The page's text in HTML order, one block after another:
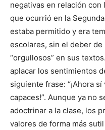
negativas en relación
que ocurrió en la
estaba permitido y era
escolares, sin el deber
“orgullosos” en sus
aplacar los sentimientos
siguiente frase: “¡Ahora
capaces!”. Aunque ya no
adoctrinar a la clase, los
valores de forma más